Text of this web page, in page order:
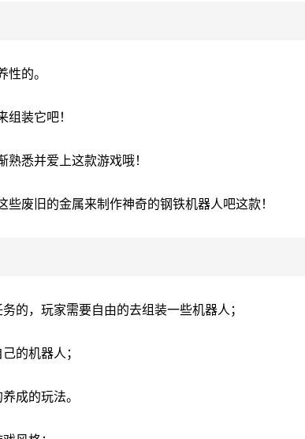
的。
装它吧！
悉并爱上这款游戏哦！
废旧的金属来制作神奇的钢铁机器人吧这款！
的，玩家需要自由的去组装一些机器人；
的机器人；
成的玩法。